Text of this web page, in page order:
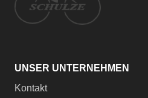
UNSER UNTERNEHMEN
Kontakt